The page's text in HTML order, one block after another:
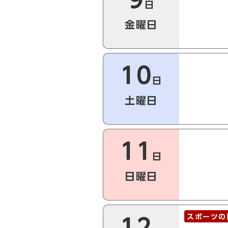
日
金曜日
10 日
土曜日
11 日
日曜日
スポーツの